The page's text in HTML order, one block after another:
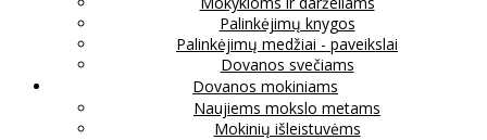
Palinkėjimų knygos
Palinkėjimų medžiai - paveikslai
Dovanos svečiams
Dovanos mokiniams
Naujiems mokslo metams
Mokinių išleistuvėms